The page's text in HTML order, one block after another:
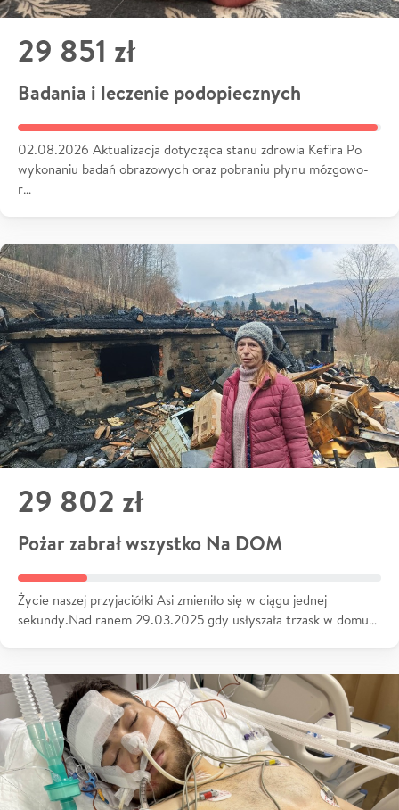
29 851 zł
Badania i leczenie podopiecznych
02.08.2026 Aktualizacja dotycząca stanu zdrowia Kefira Po
wykonaniu badań obrazowych oraz pobraniu płynu mózgowo-
r…
29 802 zł
Pożar zabrał wszystko Na DOM
Życie naszej przyjaciółki Asi zmieniło się w ciągu jednej
sekundy.Nad ranem 29.03.2025 gdy usłyszała trzask w domu…